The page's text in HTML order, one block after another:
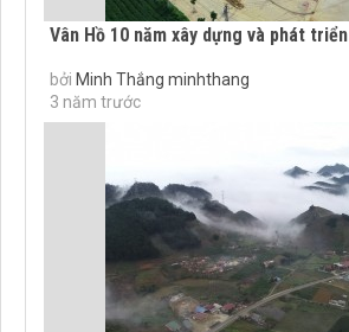
Vân Hồ 10 năm xây dựng và phát triển
bởi Minh Thắng minhthang
3 năm trước